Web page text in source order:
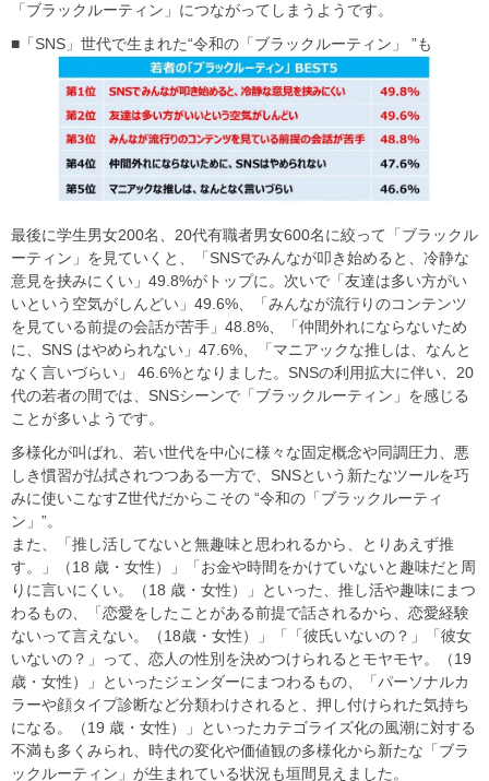
「ブラックルーティン」につながってしまうようです。
■「SNS」世代で生まれた“令和の「ブラックルーティン」 ”も
最後に学生男女200名、20代有職者男女600名に絞って「ブラックル
ーティン」を見ていくと、「SNSでみんなが叩き始めると、冷静な
意見を挟みにくい」49.8%がトップに。次いで「友達は多い方がい
いという空気がしんどい」49.6%、「みんなが流行りのコンテンツ
を見ている前提の会話が苦手」48.8%、「仲間外れにならないため
に、SNS はやめられない」47.6%、「マニアックな推しは、なんと
なく言いづらい」 46.6%となりました。SNSの利用拡大に伴い、20
代の若者の間では、SNSシーンで「ブラックルーティン」を感じる
ことが多いようです。
多様化が叫ばれ、若い世代を中心に様々な固定概念や同調圧力、悪
しき慣習が払拭されつつある一方で、SNSという新たなツールを巧
みに使いこなすZ世代だからこその “令和の「ブラックルーティ
ン」”。
また、「推し活してないと無趣味と思われるから、とりあえず推
す。」（18 歳・女性）」「お金や時間をかけていないと趣味だと周
りに言いにくい。（18 歳・女性）」といった、推し活や趣味にまつ
わるもの、「恋愛をしたことがある前提で話されるから、恋愛経験
ないって言えない。（18歳・女性）」「「彼氏いないの？」「彼女
いないの？」って、恋人の性別を決めつけられるとモヤモヤ。（19
歳・女性）」といったジェンダーにまつわるもの、「パーソナルカ
ラーや顔タイプ診断など分類わけされると、押し付けられた気持ち
になる。（19 歳・女性）」といったカテゴライズ化の風潮に対する
不満も多くみられ、時代の変化や価値観の多様化から新たな「ブラ
ックルーティン」が生まれている状況も垣間見えました。